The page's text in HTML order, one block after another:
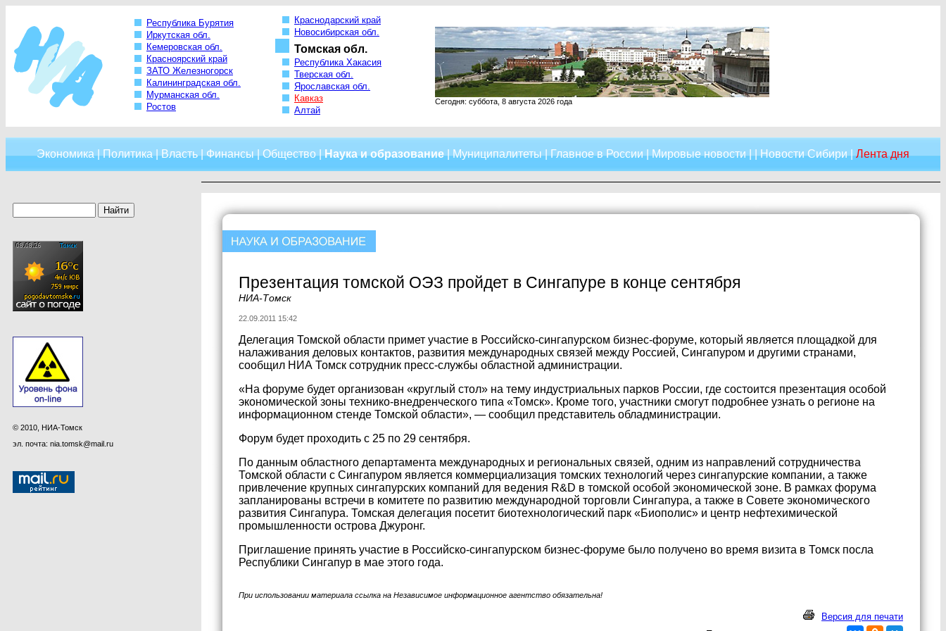
Республика Бурятия
Иркутская обл.
Кемеровская обл.
Красноярский край
ЗАТО Железногорск
Калининградская обл.
Мурманская обл.
Ростов
Краснодарский край
Новосибирская обл.
Томская обл.
Республика Хакасия
Тверская обл.
Ярославская обл.
Кавказ
Алтай
Сегодня: суббота, 8 августа 2026 года
Экономика|Политика|Власть|Финансы|Общество|Наука и образование|Муниципалитеты|Главное в России|Мировые новости| |Новости Сибири|Лента дня
© 2010, НИА-Томск
эл. почта: nia.tomsk@mail.ru
Презентация томской ОЭЗ пройдет в Сингапуре в конце сентября
НИА-Томск
22.09.2011 15:42
Делегация Томской области примет участие в Российско-сингапурском бизнес-форуме, который является площадкой для
налаживания деловых контактов, развития международных связей между Россией, Сингапуром и другими странами,
сообщил НИА Томск сотрудник пресс-службы областной администрации.
«На форуме будет организован «круглый стол» на тему индустриальных парков России, где состоится презентация особой
экономической зоны технико-внедренческого типа «Томск». Кроме того, участники смогут подробнее узнать о регионе на
информационном стенде Томской области», — сообщил представитель обладминистрации.
Форум будет проходить с 25 по 29 сентября.
По данным областного департамента международных и региональных связей, одним из направлений сотрудничества
Томской области с Сингапуром является коммерциализация томских технологий через сингапурские компании, а также
привлечение крупных сингапурских компаний для ведения R&D в томской особой экономической зоне. В рамках форума
запланированы встречи в комитете по развитию международной торговли Сингапура, а также в Совете экономического
развития Сингапура. Томская делегация посетит биотехнологический парк «Биополис» и центр нефтехимической
промышленности острова Джуронг.
Приглашение принять участие в Российско-сингапурском бизнес-форуме было получено во время визита в Томск посла
Республики Сингапур в мае этого года.
При использовании материала ссылка на Независимое информационное агентство обязательна!
Версия для печати